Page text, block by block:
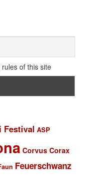
of this site
Festival ASP
Corvus Corax
Feuerschwanz